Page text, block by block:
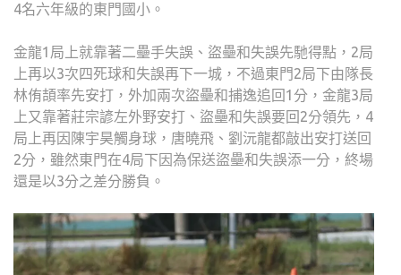
4名六年級的東門國小。
金龍1局上就靠著二壘手失誤、盜壘和失誤先馳得點，2局
上再以3次四死球和失誤再下一城，不過東門2局下由隊長
林侑頡率先安打，外加兩次盜壘和捕逸追回1分，金龍3局
上又靠著莊宗諺左外野安打、盜壘和失誤要回2分領先，4
局上再因陳宇昊觸身球，唐曉飛、劉沅龍都敲出安打送回
2分，雖然東門在4局下因為保送盜壘和失誤添一分，終場
還是以3分之差分勝負。